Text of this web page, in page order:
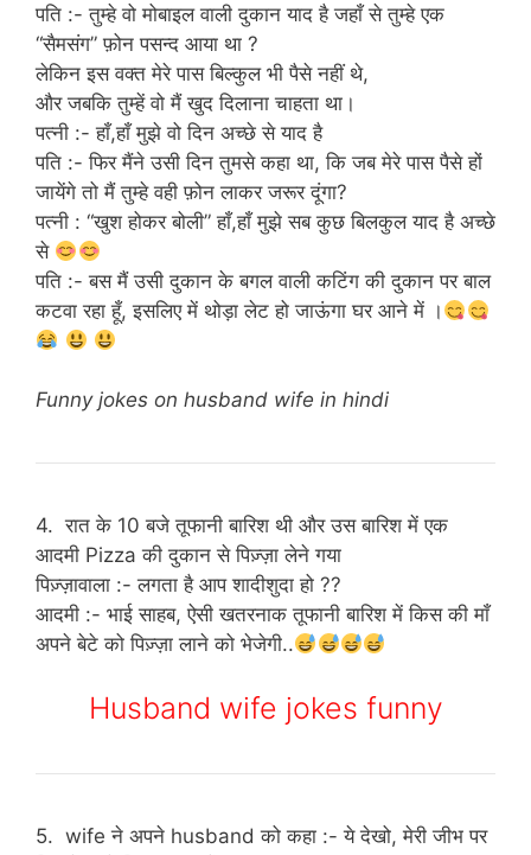
पति :- तुम्हे वो मोबाइल वाली दुकान याद है जहाँ से तुम्हे एक
“सैमसंग” फ़ोन पसन्द आया था ?
लेकिन इस वक्त मेरे पास बिल्कुल भी पैसे नहीं थे,
और जबकि तुम्हें वो मैं खुद दिलाना चाहता था।
पत्नी :- हाँ,हाँ मुझे वो दिन अच्छे से याद है
पति :- फिर मैंने उसी दिन तुमसे कहा था, कि जब मेरे पास पैसे हों
जायेंगे तो मैं तुम्हे वही फ़ोन लाकर जरूर दूंगा?
पत्नी : “खुश होकर बोली” हाँ,हाँ मुझे सब कुछ बिलकुल याद है अच्छे
से
पति :- बस मैं उसी दुकान के बगल वाली कटिंग की दुकान पर बाल
कटवा रहा हूँ, इसलिए में थोड़ा लेट हो जाऊंगा घर आने में ।
Funny jokes on husband wife in hindi
4. रात के 10 बजे तूफानी बारिश थी और उस बारिश में एक
आदमी Pizza की दुकान से पिज़्ज़ा लेने गया
पिज़्ज़ावाला :- लगता है आप शादीशुदा हो ??
आदमी :- भाई साहब, ऐसी खतरनाक तूफानी बारिश में किस की माँ
अपने बेटे को पिज़्ज़ा लाने को भेजेगी..
Husband wife jokes funny
5. wife ने अपने husband को कहा :- ये देखो, मेरी जीभ पर